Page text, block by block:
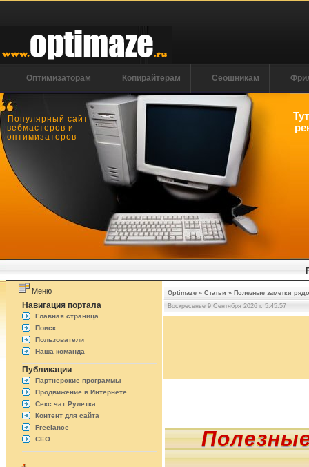
Оптимизаторам Копирайтерам Сеошникам
Популярный сайт
вебмастеров и
оптимизаторов
Меню
Навигация портала
Главная страница
Поиск
Пользователи
Наша команда
Публикации
Партнерские программы
Продвижение в Интернете
Секс чат Рулетка
Контент для сайта
Freelance
СЕО
Optimaze » Статьи » Полезные заметки
Воскресенье 9 Сентября 2026 г. 5:45:58